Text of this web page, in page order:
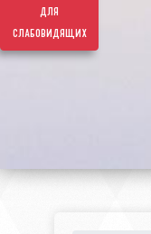
для
слабовидящих